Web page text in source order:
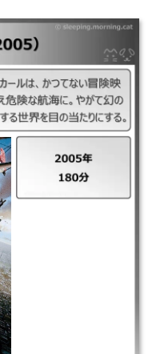
｜1930年代初頭のニュー
画撮影に、脚本家ジャック
髏島へとたどり着いた一行